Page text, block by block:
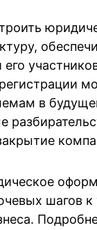
в
шагов